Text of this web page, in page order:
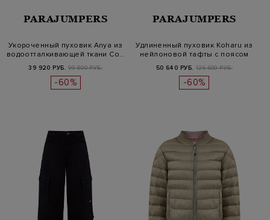
PARAJUMPERS
Укороченный пуховик Anya из
водоотталкивающей ткани Co…
39 920 РУБ. 99 800 РУБ.
-60%
PARAJUMPERS
Удлиненный пуховик Koharu из
нейлоновой тафты с поясом
50 640 РУБ. 126 600 РУБ.
-60%